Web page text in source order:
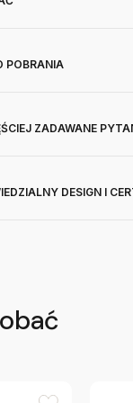
POBRANIA
ZADAWANE
DESIGN I